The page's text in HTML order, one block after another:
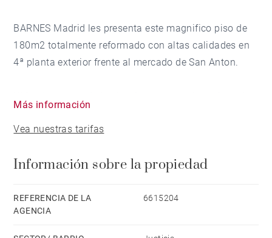
BARNES Madrid les presenta este magnifico piso de
180m2 totalmente reformado con altas calidades en
4ª planta exterior frente al mercado de San Anton.
alimentación, boutiques y mercados populares todo a
a la izquierda el salón y a la derecha una espectacular
cristalera de 4 hojas que oscilan para dar acceso a la
Más información
Vea nuestras tarifas
Información sobre la propiedad
REFERENCIA DE LA
AGENCIA
6615204